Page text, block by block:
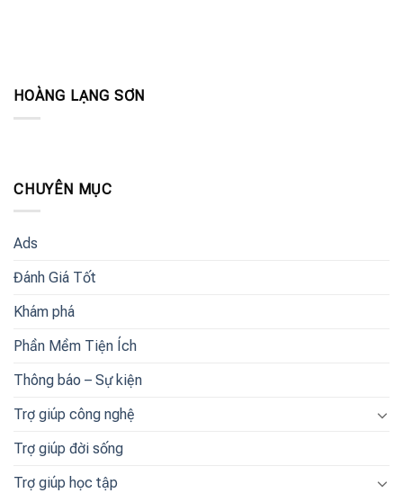
HOÀNG LẠNG SƠN
CHUYÊN MỤC
Ads
Đánh Giá Tốt
Khám phá
Phần Mềm Tiện Ích
Thông báo – Sự kiện
Trợ giúp công nghệ
Trợ giúp đời sống
Trợ giúp học tập